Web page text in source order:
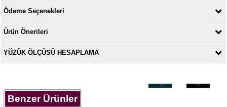
Ödeme Seçenekleri
Ürün Önerileri
YÜZÜK ÖLÇÜSÜ HESAPLAMA
Benzer Ürünler
‹ ›